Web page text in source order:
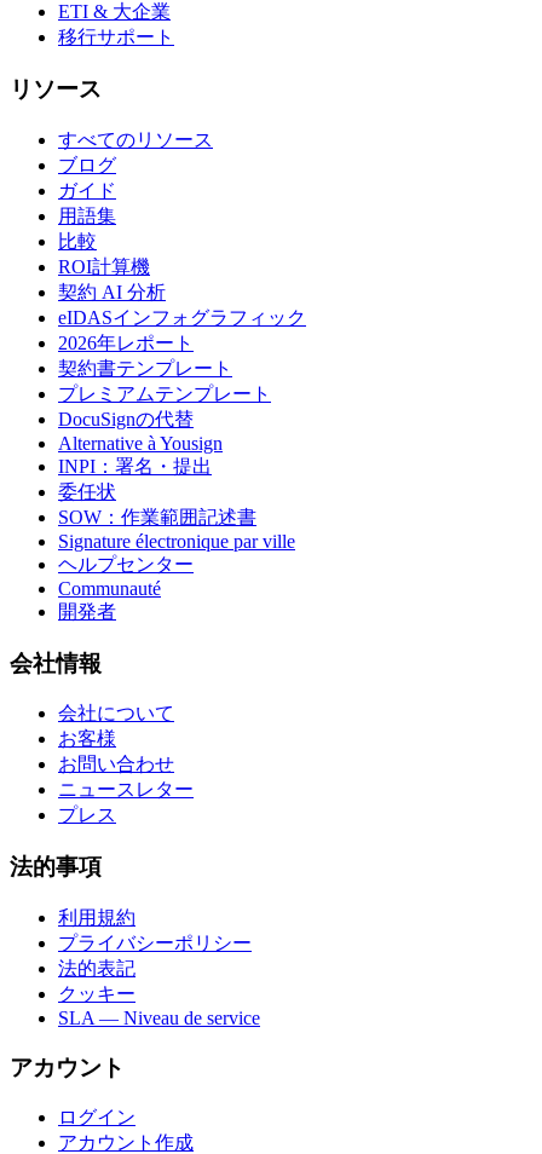
ETI & 大企業
移行サポート
リソース
すべてのリソース
ブログ
ガイド
用語集
比較
ROI計算機
契約 AI 分析
eIDASインフォグラフィック
2026年レポート
契約書テンプレート
プレミアムテンプレート
DocuSignの代替
Alternative à Yousign
INPI：署名・提出
委任状
SOW：作業範囲記述書
Signature électronique par ville
ヘルプセンター
Communauté
開発者
会社情報
会社について
お客様
お問い合わせ
ニュースレター
プレス
法的事項
利用規約
プライバシーポリシー
法的表記
クッキー
SLA — Niveau de service
アカウント
ログイン
アカウント作成